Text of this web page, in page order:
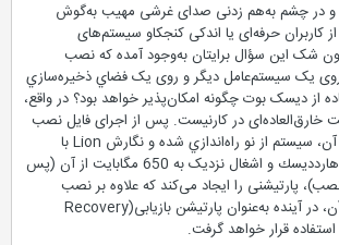
(شكل 1) و در چشم به‌هم زدنی صدای غرشی مهیب به‌گوش
کاربران حرفه‌ای یا اندکی کنجکاو سیستم‌های
شک این سؤال برایتان به‌وجود آمده که نصب
یک سیستم‌عامل دیگر و روی یک فضاي ذخيره‌سازي
از دیسک بوت چگونه امکان‌پذیر خواهد بود؟ در واقع،
در کار‌نیست. پس از اجرای فایل نصب
و دنبال کردن مراحل آن، سیستم از نو راه‌اندازي شده و نگارش Lion با
پارتيشن‌بندي دوباره هاردديسك و اشغال نزدیک به 650 مگابایت از آن (پس
پارتیشنی را ایجاد می‌کند که علاوه بر نصب
سیستم‌‌عامل از روی آن، در آینده به‌عنوان پارتیشن بازیابی(Recovery